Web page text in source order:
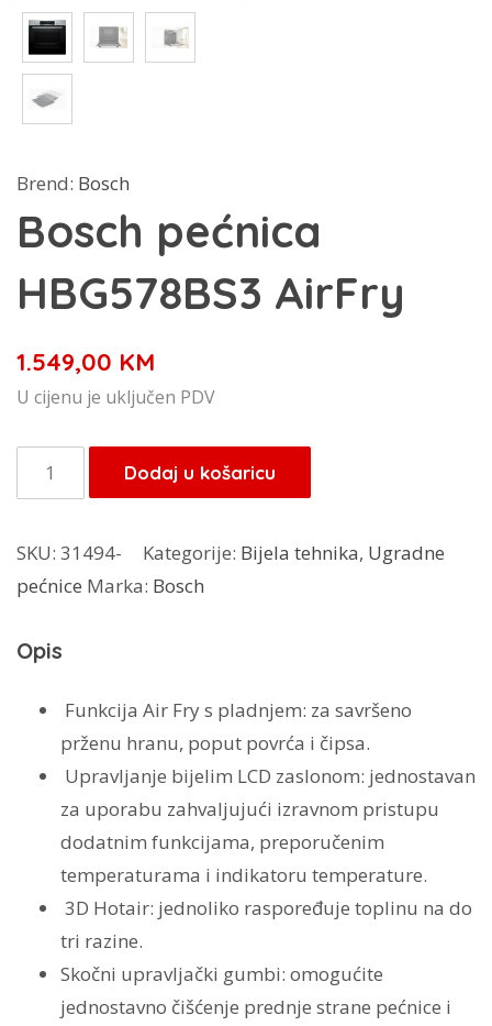
Brend: Bosch
Bosch pećnica
HBG578BS3 AirFry
1.549,00 KM
U cijenu je uključen PDV
Bosch
pećnica
AirFry
količina
Dodaj u košaricu
SKU: 31494- Kategorije: Bijela tehnika, Ugradne
pećnice Marka: Bosch
Opis
Funkcija Air Fry s pladnjem: za savršeno
prženu hranu, poput povrća i čipsa.
Upravljanje bijelim LCD zaslonom: jednostavan
za uporabu zahvaljujući izravnom pristupu
dodatnim funkcijama, preporučenim
temperaturama i indikatoru temperature.
3D Hotair: jednoliko raspoređuje toplinu na do
tri razine.
Skočni upravljački gumbi: omogućite
jednostavno čišćenje prednje strane pećnice i